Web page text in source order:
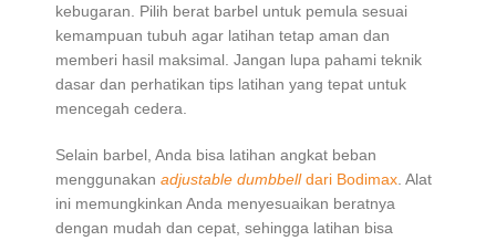
kebugaran. Pilih berat barbel untuk pemula sesuai
kemampuan tubuh agar latihan tetap aman dan
memberi hasil maksimal. Jangan lupa pahami teknik
dasar dan perhatikan tips latihan yang tepat untuk
mencegah cedera.
Selain barbel, Anda bisa latihan angkat beban
menggunakan adjustable dumbbelldari Bodimax . Alat
ini memungkinkan Anda menyesuaikan beratnya
dengan mudah dan cepat, sehingga latihan bisa